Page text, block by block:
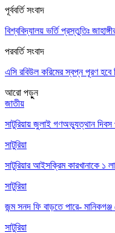
পূর্ববর্তি সংবাদ
বিশ্ববিদ্যালয় ভর্তি প্রস্তুতিঃ
পরবর্তি সংবাদ
এসি রবিউল করিমের স্বপ্ন পূরণ হবে
আরো পড়ুুন
জাতীয়
সাটুরিয়ায় জুলাই গণঅভ্যুত্থান দিবস
সাটুরিয়া
সাটুরিয়ার আইসক্রিম কারখানাকে ১
সাটুরিয়া
জন্ম সনদ ফি বাড়তে পারে-
সাটুরিয়া